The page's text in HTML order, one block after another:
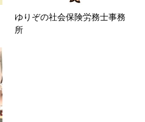
ゆりぞの社会保険労務士事務
所